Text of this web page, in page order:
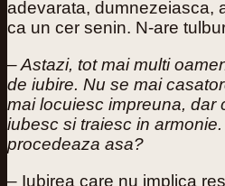
adevarata, dumnezeiasca,
ca un cer senin. N-are
– Astazi, tot mai multi
de iubire. Nu se mai
mai locuiesc impreuna, dar
iubesc si traiesc in
procedeaza asa?
– Iubirea care nu implica